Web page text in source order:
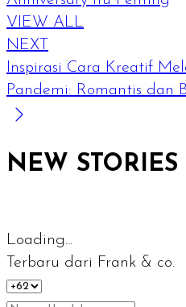
VIEW ALL
NEXT
Inspirasi Cara Kreatif
Pandemi: Romantis dan
NEW STORIES
Loading...
Terbaru dari Frank & co.